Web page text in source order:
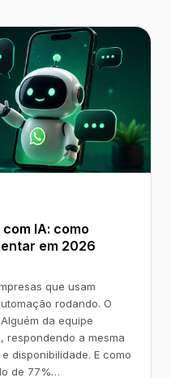
IA: como
em 2026
que usam
rodando. O
da equipe
respondendo a mesma
disponibilidade. E como
de 77%…